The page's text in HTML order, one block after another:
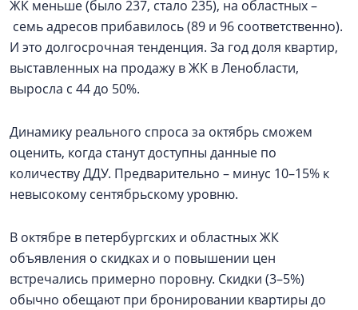
ЖК меньше (было 237, стало 235), на областных –
семь адресов прибавилось (89 и 96 соответственно).
И это долгосрочная тенденция. За год доля квартир,
выставленных на продажу в ЖК в Ленобласти,
выросла с 44 до 50%.
Динамику реального спроса за октябрь сможем
оценить, когда станут доступны данные по
количеству ДДУ. Предварительно – минус 10–15% к
невысокому сентябрьскому уровню.
В октябре в петербургских и областных ЖК
объявления о скидках и о повышении цен
встречались примерно поровну. Скидки (3–5%)
обычно обещают при бронировании квартиры до